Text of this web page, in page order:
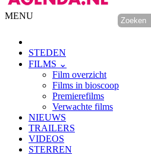
MENU
STEDEN
FILMS ⌄
Film overzicht
Films in bioscoop
Premierefilms
Verwachte films
NIEUWS
TRAILERS
VIDEOS
STERREN